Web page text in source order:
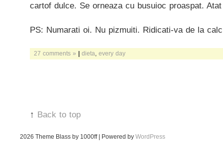
cartof dulce. Se orneaza cu busuioc proaspat.
PS: Numarati oi. Nu pizmuiti. Ridicati-va de la
27 comments » | dieta every day
↑ Back to top
2026 Theme Blass by 1000ff | Powered by WordPress